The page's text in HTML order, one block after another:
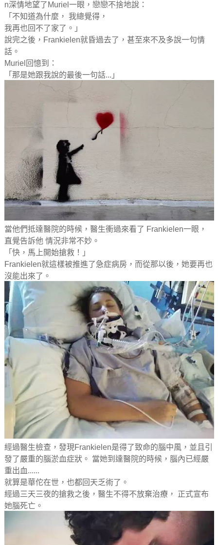
n深情地望了Muriel一眼，戀戀不捨地說：
「不知道為什麼， 我總覺得，
我再也回不了家了。」
說完之後，Frankielen就昏過去了，甚至來不及多說一句情
話。
Muriel回憶到：
「那是她跟我說的最後一句話...」
當他們抵達醫院的時候，醫生衝過來看了 Frankielen一眼，
直覺告訴他 情況非常不妙。
「快，馬上開始搶救！」
Frankielen就這樣被推進了急症病房，而從那以後，她要再也
沒能出來了。
經過醫生檢查，發現Frankielen是得了致命的腦中風，並且引
發了嚴重的腦淤血症狀。 當她到達醫院的時候，腦內已經嚴
重出血......
就算是華佗在世，也都回天乏術了。
經過三天三夜的搶救之後，醫生不得不放棄治療， 正式宣布
她腦死亡。